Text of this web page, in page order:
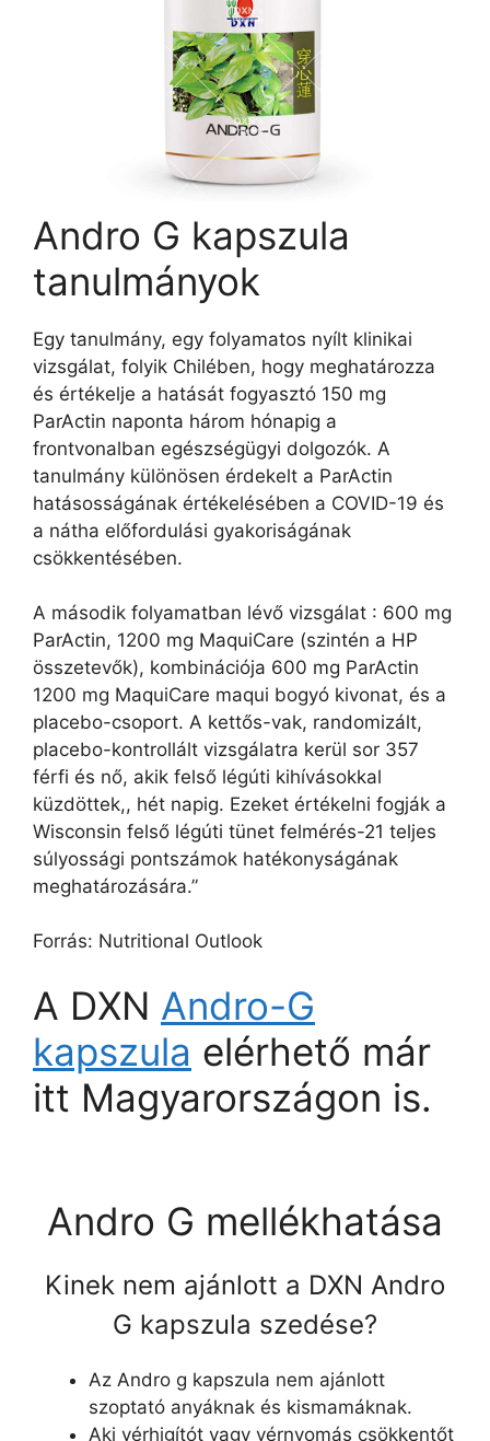
Andro G kapszula
tanulmányok
Egy tanulmány, egy folyamatos nyílt klinikai
vizsgálat, folyik Chilében, hogy meghatározza
és értékelje a hatását fogyasztó 150 mg
ParActin naponta három hónapig a
frontvonalban egészségügyi dolgozók. A
tanulmány különösen érdekelt a ParActin
hatásosságának értékelésében a COVID-19 és
a nátha előfordulási gyakoriságának
csökkentésében.
A második folyamatban lévő vizsgálat : 600 mg
ParActin, 1200 mg MaquiCare (szintén a HP
összetevők), kombinációja 600 mg ParActin
1200 mg MaquiCare maqui bogyó kivonat, és a
placebo-csoport. A kettős-vak, randomizált,
placebo-kontrollált vizsgálatra kerül sor 357
férfi és nő, akik felső légúti kihívásokkal
küzdöttek,, hét napig. Ezeket értékelni fogják a
Wisconsin felső légúti tünet felmérés-21 teljes
súlyossági pontszámok hatékonyságának
meghatározására.”
Forrás: Nutritional Outlook
A DXN Andro-G
kapszula elérhető már
itt Magyarországon is.
Andro G mellékhatása
Kinek nem ajánlott a DXN Andro
G kapszula szedése?
Az Andro g kapszula nem ajánlott
szoptató anyáknak és kismamáknak.
Aki vérhigítót vagy vérnyomás csökkentőt